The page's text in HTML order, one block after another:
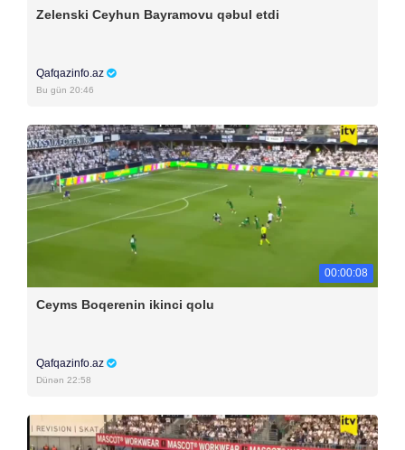
Zelenski Ceyhun Bayramovu qəbul etdi
Qafqazinfo.az
Bu gün 20:46
00:00:08
Ceyms Boqerenin ikinci qolu
Qafqazinfo.az
Dünən 22:58